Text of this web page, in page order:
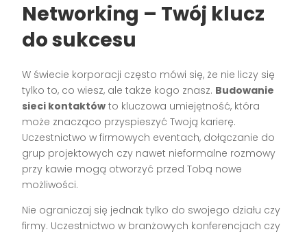
Networking – Twój klucz
do sukcesu
W świecie korporacji często mówi się, że nie liczy się
tylko to, co wiesz, ale także kogo znasz. Budowanie
sieci kontaktów to kluczowa umiejętność, która
może znacząco przyspieszyć Twoją karierę.
Uczestnictwo w firmowych eventach, dołączanie do
grup projektowych czy nawet nieformalne rozmowy
przy kawie mogą otworzyć przed Tobą nowe
możliwości.
Nie ograniczaj się jednak tylko do swojego działu czy
firmy. Uczestnictwo w branżowych konferencjach czy